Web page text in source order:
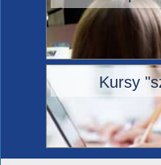
Kursy